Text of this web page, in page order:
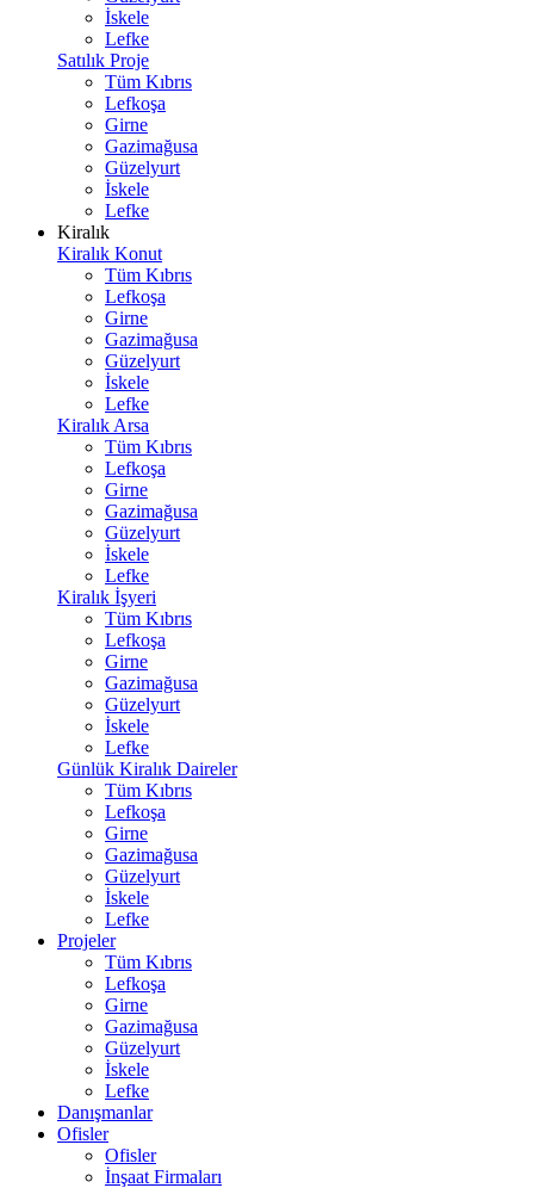
İskele
Lefke
Satılık Proje
Tüm Kıbrıs
Lefkoşa
Girne
Gazimağusa
Güzelyurt
İskele
Lefke
Kiralık
Kiralık Konut
Tüm Kıbrıs
Lefkoşa
Girne
Gazimağusa
Güzelyurt
İskele
Lefke
Kiralık Arsa
Tüm Kıbrıs
Lefkoşa
Girne
Gazimağusa
Güzelyurt
İskele
Lefke
Kiralık İşyeri
Tüm Kıbrıs
Lefkoşa
Girne
Gazimağusa
Güzelyurt
İskele
Lefke
Günlük Kiralık Daireler
Tüm Kıbrıs
Lefkoşa
Girne
Gazimağusa
Güzelyurt
İskele
Lefke
Projeler
Tüm Kıbrıs
Lefkoşa
Girne
Gazimağusa
Güzelyurt
İskele
Lefke
Danışmanlar
Ofisler
Ofisler
İnşaat Firmaları